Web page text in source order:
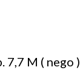
7,7 M ( nego )